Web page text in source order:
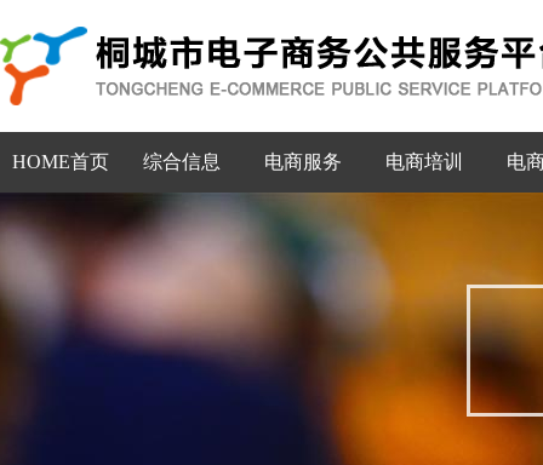
HOME首页 综合信息 电商服务 电商培训 电